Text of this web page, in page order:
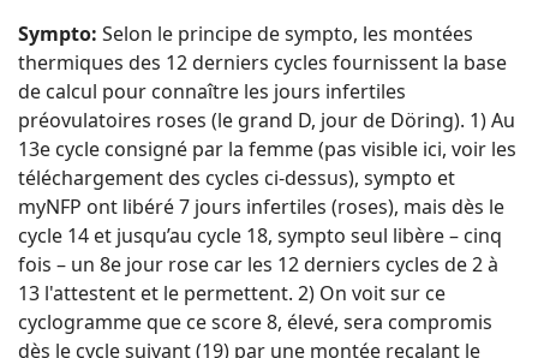
Sympto: Selon le principe de sympto, les montées
thermiques des 12 derniers cycles fournissent la base
de calcul pour connaître les jours infertiles
préovulatoires roses (le grand D, jour de Döring). 1) Au
13e cycle consigné par la femme (pas visible ici, voir les
téléchargement des cycles ci-dessus), sympto et
myNFP ont libéré 7 jours infertiles (roses), mais dès le
cycle 14 et jusqu’au cycle 18, sympto seul libère – cinq
fois – un 8e jour rose car les 12 derniers cycles de 2 à
13 l'attestent et le permettent. 2) On voit sur ce
cyclogramme que ce score 8, élevé, sera compromis
dès le cycle suivant (19) par une montée recalant le